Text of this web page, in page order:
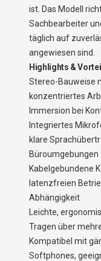
ist. Das Modell
Sachbearbeiter
täglich auf
angewiesen sind.
Highlights &
Stereo-Bauweise
konzentriertes
Immersion bei
Integriertes
klare
Büroumgebungen
Kabelgebundene
latenzfreien
Abhängigkeit
Leichte,
Tragen über
Kompatibel mit
Softphones,